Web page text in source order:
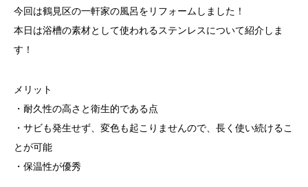
今回は鶴見区の一軒家の風呂をリフォームしました！
本日は浴槽の素材として使われるステンレスについて紹介しま
す！
メリット
・耐久性の高さと衛生的である点
・サビも発生せず、変色も起こりませんので、長く使い続けるこ
とが可能
・保温性が優秀